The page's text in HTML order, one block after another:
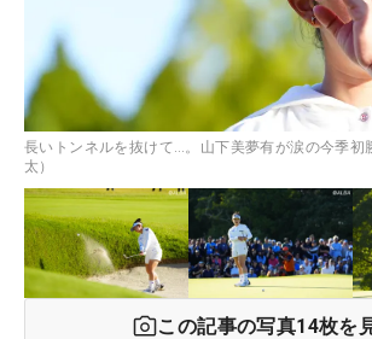
長いトンネルを抜けて…。山下美夢有が涙の今季初
太）
この記事の写真14枚を